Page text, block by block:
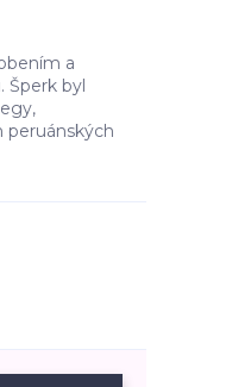
a
Šperk byl
peruánských